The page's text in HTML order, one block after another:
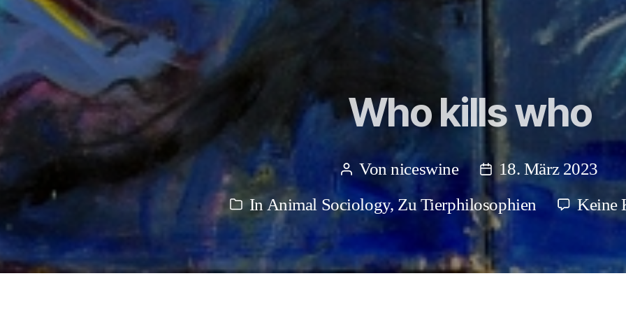
Who kills who
Beitragsautor
Vonniceswine Beitragsdatum
18. März 2023
Kategorien
In Animal Sociology, Zu Tierphilosophien Keine